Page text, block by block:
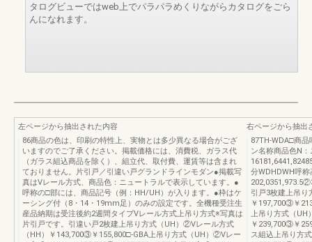
タログビューではweb上でパラパラめくりながらカタログをごら
んになれます。
左ページから抽出された内容
86商品の色は、印刷の特性上、実物とは多少異なる場合がござ
いますのでご了承ください。掲載価格には、消費税、ガラス代
（ガラス組込商品を除く）、組立代、取付費、運賃等は含まれ
ておりません。片引戸／引違い戸グランドラインモダン●掲載写
真はVレール方式、商品色：ニュートラルで表示しています。●
呼称の□部には、商品記号（例：HH/UH）が入ります。●枠はケ
ーシング付（8・14・19mm足）のみの設定です。全機種受注生
産品納期は受注後約2週間タイプVレール方式上吊り方式※写真は
片引戸です。引違い戸2枚建上吊り方式（UH）②Vレール方式
（HH）￥143,700③￥155,800□-GBA上吊り方式（UH）②Vレー
右ページから抽出
87TH-WDA□商
ン名称商品色N
分WDHDWH呼
引戸3枚建上吊
￥197,700③￥
上吊り方式（UH
￥239,700③￥
ス組込上吊り方